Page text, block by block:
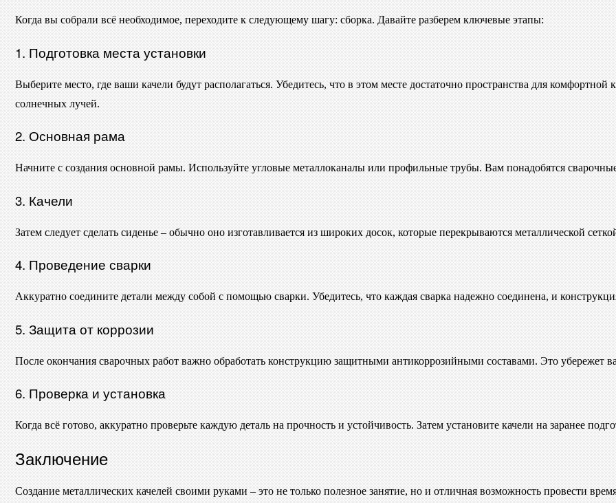
Когда вы собрали всё необходимое, переходите к следующему шагу: сборка. Давайте разберем ключевые этапы:
1. Подготовка места установки
Выберите место, где ваши качели будут располагаться. Убедитесь, что в этом месте достаточно пространства для
солнечных лучей.
2. Основная рама
Начните с создания основной рамы. Используйте угловые металлоканалы или профильные трубы. Вам понадобятся
3. Качели
Затем следует сделать сиденье – обычно оно изготавливается из широких досок, которые перекрываются металлической
4. Проведение сварки
Аккуратно соедините детали между собой с помощью сварки. Убедитесь, что каждая сварка надежно соединена, и
5. Защита от коррозии
После окончания сварочных работ важно обработать конструкцию защитными антикоррозийными составами. Это убережет
6. Проверка и установка
Когда всё готово, аккуратно проверьте каждую деталь на прочность и устойчивость. Затем установите качели на заранее
Заключение
Создание металлических качелей своими руками – это не только полезное занятие, но и отличная возможность провести